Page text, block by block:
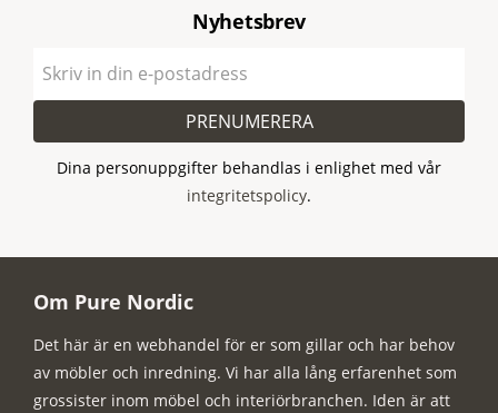
Nyhetsbrev
PRENUMERERA
Dina personuppgifter behandlas i enlighet med vår
integritetspolicy.
Om Pure Nordic
Det här är en webhandel för er som gillar och har behov
av möbler och inredning. Vi har alla lång erfarenhet som
grossister inom möbel och interiörbranchen. Iden är att